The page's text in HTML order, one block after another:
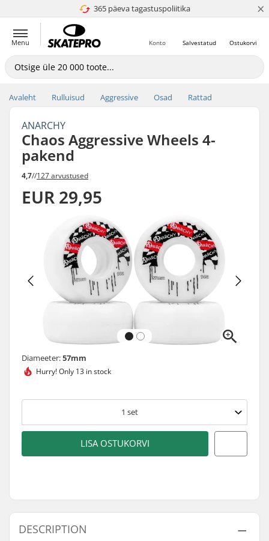
365 päeva tagastuspoliitika
4.8 paljaks 5 ×
Menu Ostukorvi
Salvestatud
Konto
Avaleht Rulluisud Aggressive Osad Rattad
ANARCHY
Chaos Aggressive Wheels 4-
pakend
4,7//127 arvustused
EUR 29,95
Diameeter:57mm
Hurry!Only 13 in stock
1 set
LISA OSTUKORVI
DESCRIPTION